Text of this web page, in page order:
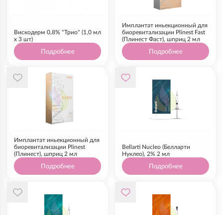
Вискодерм 0,8% "Трио" (1,0 мл
х 3 шт)
Подробнее
Имплантат иньекционный для
биоревитализации Plinest Fast
(Плинест Фаст), шприц 2 мл
Подробнее
Имплантат иньекционный для
биоревитализации Plinest
(Плинест), шприц 2 мл
Подробнее
Bellarti Nucleo (Белларти
Нуклео), 2% 2 мл
Подробнее